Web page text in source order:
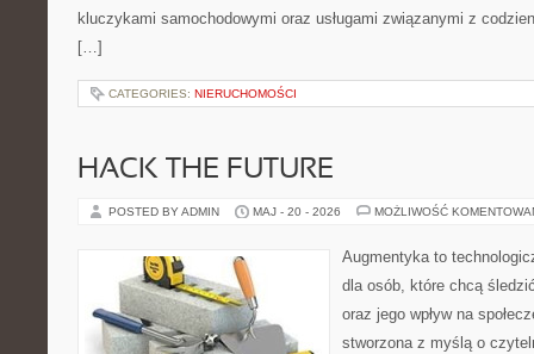
kluczykami samochodowymi oraz usługami związanymi z
[…]
CATEGORIES: NIERUCHOMOŚCI
HACK THE FUTURE
POSTED BY ADMIN MAJ - 20 - 2026 MOŻLIWOŚĆ
Augmentyka to
dla osób, które chcą
oraz jego wpływ na
stworzona z myślą o